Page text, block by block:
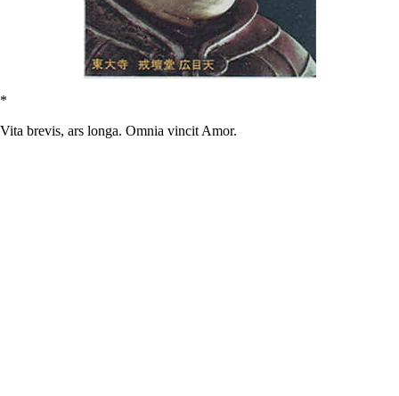
*
Vita brevis, ars longa. Omnia vincit Amor.